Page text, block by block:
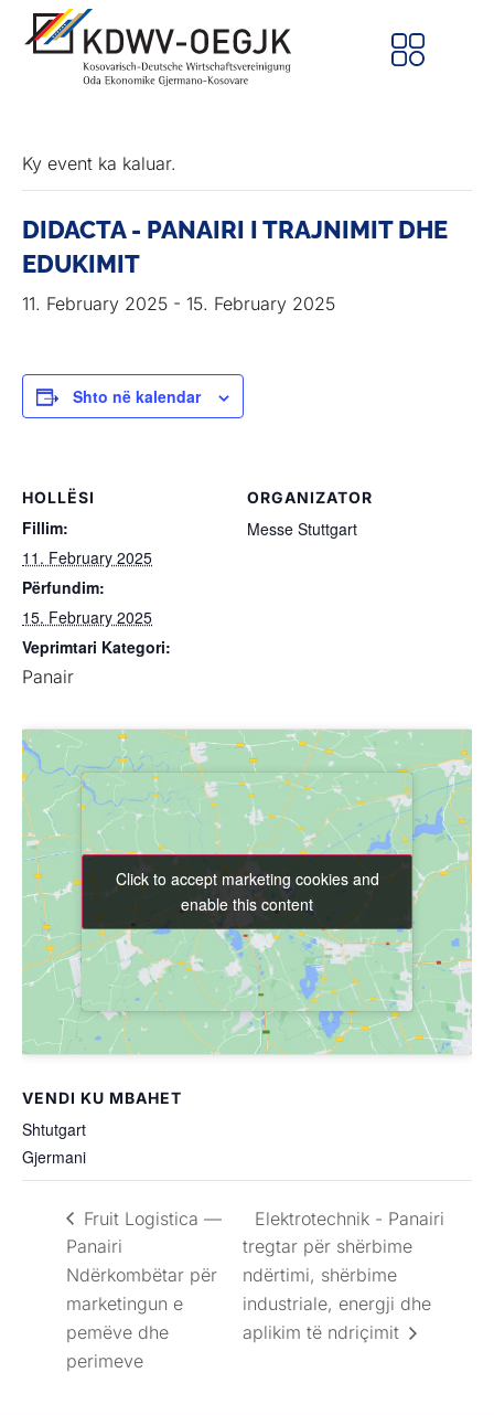
Ky event ka kaluar.
DIDACTA - PANAIRI I TRAJNIMIT DHE
EDUKIMIT
11. February 2025 - 15. February 2025
Shto në kalendar
HOLLËSI
Fillim:
11. February 2025
Përfundim:
15. February 2025
Veprimtari Kategori:
Panair
ORGANIZATOR
Messe Stuttgart
VENDI KU MBAHET
Shtutgart
Gjermani
Click to accept marketing cookies and
enable this content
Click to accept marketing cookies and
enable this content
Fruit Logistica —
Panairi
Ndërkombëtar për
marketingun e
pemëve dhe
perimeve
Elektrotechnik - Panairi
tregtar për shërbime
ndërtimi, shërbime
industriale, energji dhe
aplikim të ndriçimit